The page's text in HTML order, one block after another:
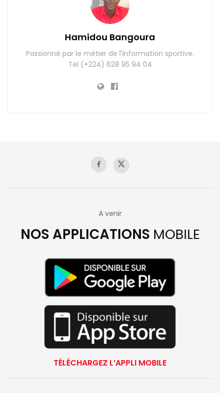
Hamidou Bangoura
Passionné par le métier de l'information sportive.
Tel (+224) 628 95 94 04
A venir
NOS APPLICATIONS MOBILE
TÉLÉCHARGEZ L’APPLI MOBILE